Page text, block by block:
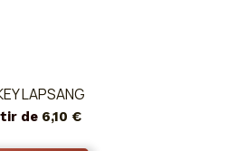
LAPSANG
de 6,10€